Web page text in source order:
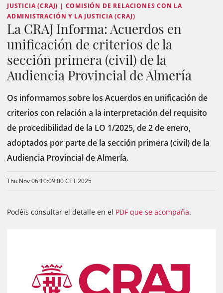
JUSTICIA (CRAJ) | COMISIÓN DE RELACIONES CON LA
ADMINISTRACIÓN Y LA JUSTICIA (CRAJ)
La CRAJ Informa: Acuerdos en
unificación de criterios de la
sección primera (civil) de la
Audiencia Provincial de Almería
Os informamos sobre los Acuerdos en unificación de
criterios con relación a la interpretación del requisito
de procedibilidad de la LO 1/2025, de 2 de enero,
adoptados por parte de la sección primera (civil) de la
Audiencia Provincial de Almería.
Thu Nov 06 10:09:00 CET 2025
Podéis consultar el detalle en el PDF que se acompaña.